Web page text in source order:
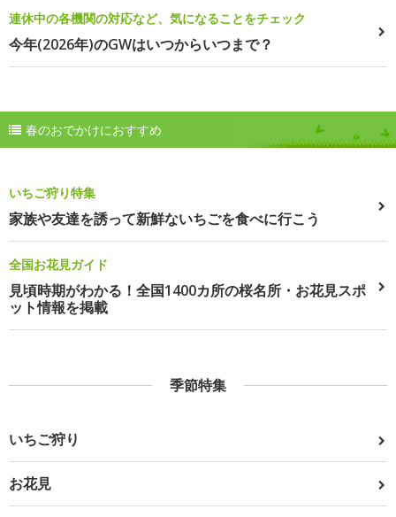
連休中の各機関の対応など、気になることをチェック
今年(2026年)のGWはいつからいつまで？
春のおでかけにおすすめ
いちご狩り特集
家族や友達を誘って新鮮ないちごを食べに行こう
全国お花見ガイド
見頃時期がわかる！全国1400カ所の桜名所・お花見スポ
ット情報を掲載
季節特集
いちご狩り
お花見